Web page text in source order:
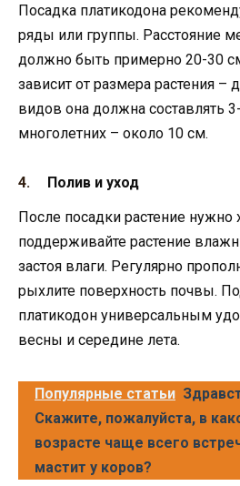
Посадка платикодона
ряды или группы. Расстояние
должно быть примерно 20-30
зависит от размера растения –
видов она должна составлять
многолетних – около 10 см.
Полив и уход
После посадки растение
поддерживайте растение
застоя влаги. Регулярно
рыхлите поверхность почвы.
платикодон универсальным
весны и середине лета.
Популярные статьи
Скажите, пожалуйста, в
возрасте чаще всего
мастит у коров?